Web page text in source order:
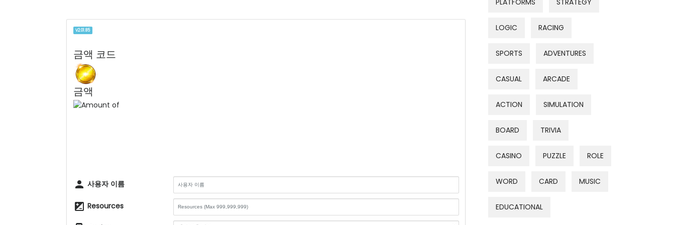
V2.01.85
금액 코드
금액
person 사용자 이름
iso Resources
PLATFORMS STRATEGY
LOGIC RACING
SPORTS ADVENTURES
CASUAL ARCADE
ACTION SIMULATION
BOARD TRIVIA
CASINO PUZZLE ROLE
WORD CARD MUSIC
EDUCATIONAL